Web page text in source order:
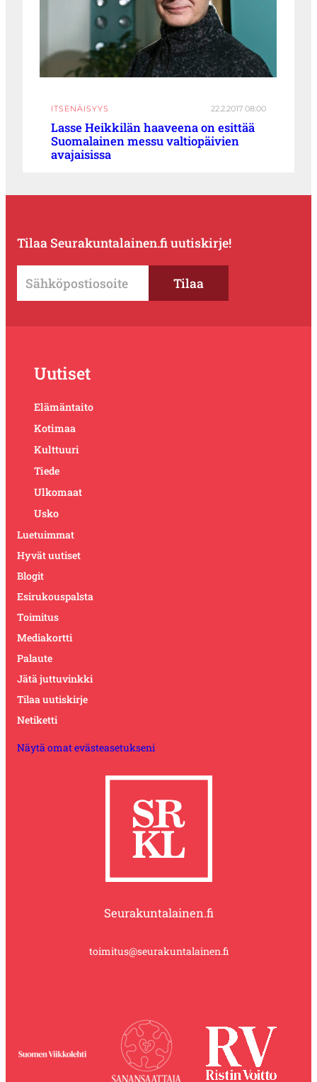
ITSENÄISYYS 22.2.2017 08:00
Lasse Heikkilän haaveena on esittää
Suomalainen messu valtiopäivien
avajaisissa
Tilaa Seurakuntalainen.fi uutiskirje!
Uutiset
Elämäntaito
Kotimaa
Kulttuuri
Tiede
Ulkomaat
Usko
Luetuimmat
Hyvät uutiset
Blogit
Esirukouspalsta
Toimitus
Mediakortti
Palaute
Jätä juttuvinkki
Tilaa uutiskirje
Netiketti
Näytä omat evästeasetukseni
Seurakuntalainen.fi
toimitus@seurakuntalainen.fi